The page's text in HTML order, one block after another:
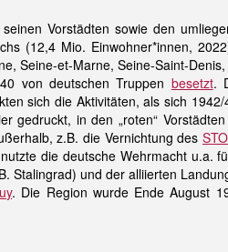
Vorstädten sowie den
(12,4 Mio. Einwohner*innen,
Seine-et-Marne, Seine-Saint-
von deutschen Truppen besetzt.
sich die Aktivitäten, als sich
gedruckt, in den „roten“
z.B. die Vernichtung des STO
nutzte die deutsche Wehrmacht u.a.
Stalingrad) und der alliierten
. Die Region wurde Ende August